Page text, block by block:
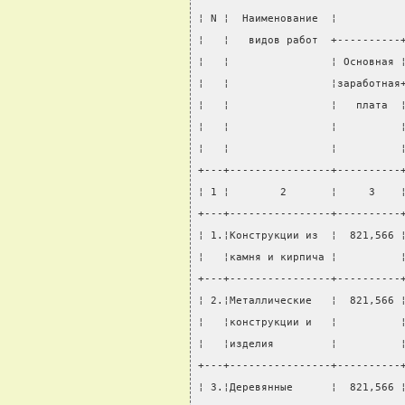
¦ N ¦  Наименование  ¦
¦   ¦   видов работ
¦   ¦                ¦ Основная ¦
¦   ¦
¦   ¦                ¦   плата  ¦
¦   ¦                ¦          ¦
¦   ¦                ¦          ¦
+---+----------------
¦ 1 ¦        2       ¦     3
+---+----------------
¦ 1.¦Конструкции из  ¦
¦   ¦камня и кирпича
+---+----------------
¦ 2.¦Металлические   ¦
¦   ¦конструкции и   ¦
¦   ¦изделия         ¦
+---+----------------
¦ 3.¦Деревянные      ¦  821,566